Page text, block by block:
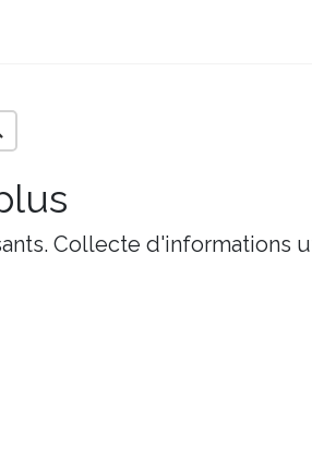
Collecte d'informations